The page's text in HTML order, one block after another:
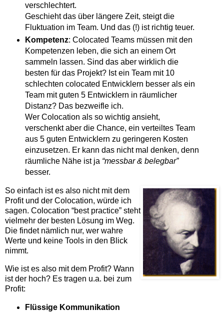
verschlechtert.
Geschieht das über längere Zeit, steigt die
Fluktuation im Team. Und das (!) ist richtig teuer.
Kompetenz: Colocated Teams müssen mit den
Kompetenzen leben, die sich an einem Ort
sammeln lassen. Sind das aber wirklich die
besten für das Projekt? Ist ein Team mit 10
schlechten colocated Entwicklern besser als ein
Team mit guten 5 Entwicklern in räumlicher
Distanz? Das bezweifle ich.
Wer Colocation als so wichtig ansieht,
verschenkt aber die Chance, ein verteiltes Team
aus 5 guten Entwicklern zu geringeren Kosten
einzusetzen. Er kann das nicht mal denken, denn
räumliche Nähe ist ja “messbar & belegbar”
besser.
So einfach ist es also nicht mit dem
Profit und der Colocation, würde ich
sagen. Colocation “best practice” steht
vielmehr der besten Lösung im Weg.
Die findet nämlich nur, wer wahre
Werte und keine Tools in den Blick
nimmt.
Wie ist es also mit dem Profit? Wann
ist der hoch? Es tragen u.a. bei zum
Profit:
Flüssige Kommunikation